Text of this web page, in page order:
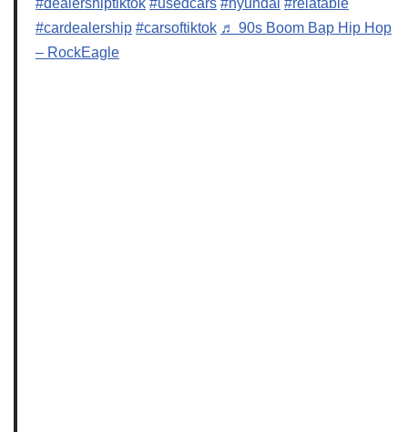
#dealershiptiktok #usedcars #hyundai #relatable
#cardealership #carsoftiktok ♬ 90s Boom Bap Hip Hop
– RockEagle